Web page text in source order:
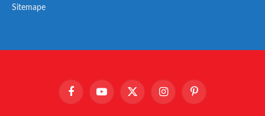
Sitemape
FacebookYouTube X
InstagramPinterest